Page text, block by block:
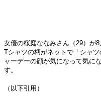
女優の桜庭ななみさん（29）が
Tシャツの柄がネットで「シャ
ャーデーの顔が気になって気に
す。
（以下引用）